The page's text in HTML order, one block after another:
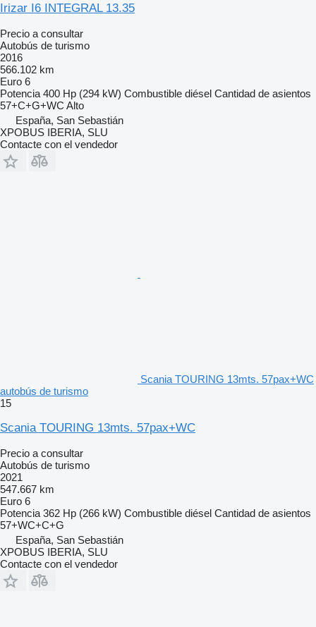
Irizar I6 INTEGRAL 13.35
Precio a consultar
Autobús de turismo
2016
566.102 km
Euro 6
Potencia 400 Hp (294 kW) Combustible diésel Cantidad de asientos
57+C+G+WC Alto
España, San Sebastián
XPOBUS IBERIA, SLU
Contacte con el vendedor
Scania TOURING 13mts. 57pax+WC
autobús de turismo
15
Scania TOURING 13mts. 57pax+WC
Precio a consultar
Autobús de turismo
2021
547.667 km
Euro 6
Potencia 362 Hp (266 kW) Combustible diésel Cantidad de asientos
57+WC+C+G
España, San Sebastián
XPOBUS IBERIA, SLU
Contacte con el vendedor